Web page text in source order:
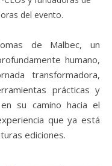
del evento.
de Malbec, un
humano,
transformadora,
prácticas y
su camino hacia el
que ya está
ediciones.